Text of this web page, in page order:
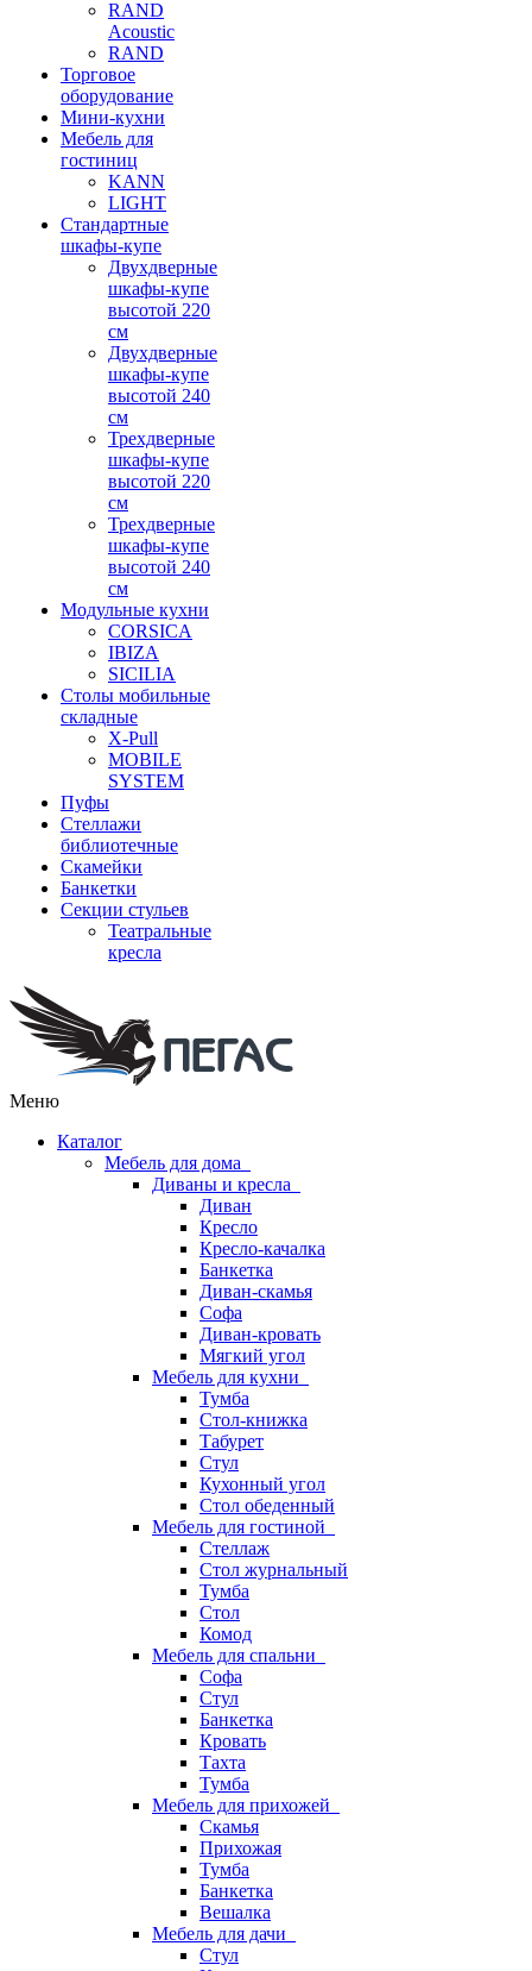
RAND
Acoustic
RAND
Торговое
оборудование
Мини-кухни
Мебель для
гостиниц
KANN
LIGHT
Стандартные
шкафы-купе
Двухдверные
шкафы-купе
высотой 220
см
Двухдверные
шкафы-купе
высотой 240
см
Трехдверные
шкафы-купе
высотой 220
см
Трехдверные
шкафы-купе
высотой 240
см
Модульные кухни
CORSICA
IBIZA
SICILIA
Столы мобильные
складные
X-Pull
MOBILE
SYSTEM
Пуфы
Стеллажи
библиотечные
Скамейки
Банкетки
Секции стульев
Театральные
кресла
Меню
Каталог
Мебель для дома
Диваны и кресла
Диван
Кресло
Кресло-качалка
Банкетка
Диван-скамья
Софа
Диван-кровать
Мягкий угол
Мебель для кухни
Тумба
Стол-книжка
Табурет
Стул
Кухонный угол
Стол обеденный
Мебель для гостиной
Стеллаж
Стол журнальный
Тумба
Стол
Комод
Мебель для спальни
Софа
Стул
Банкетка
Кровать
Тахта
Тумба
Мебель для прихожей
Скамья
Прихожая
Тумба
Банкетка
Вешалка
Мебель для дачи
Стул